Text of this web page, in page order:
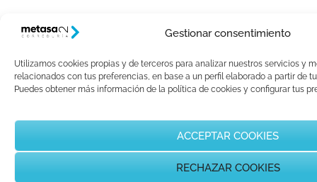
Gestionar consentimiento
Utilizamos cookies propias y de terceros para analizar nuestros servicios y
relacionados con tus preferencias, en base a un perfil elaborado a partir de
Puedes obtener más información de la política de cookies y configurar tus
ACCEPTAR COOKIES
RECHAZAR COOKIES